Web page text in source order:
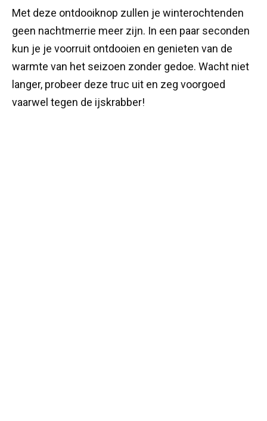
Met deze ontdooiknop zullen je winterochtenden
geen nachtmerrie meer zijn. In een paar seconden
kun je je voorruit ontdooien en genieten van de
warmte van het seizoen zonder gedoe. Wacht niet
langer, probeer deze truc uit en zeg voorgoed
vaarwel tegen de ijskrabber!